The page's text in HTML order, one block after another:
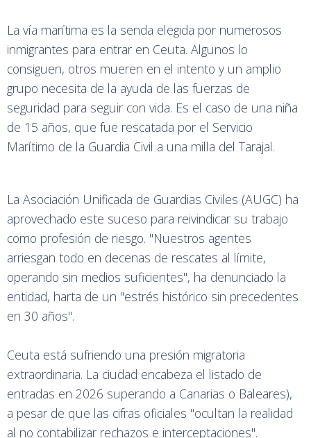
La vía marítima es la senda elegida por numerosos
inmigrantes para entrar en Ceuta. Algunos lo
consiguen, otros mueren en el intento y un amplio
grupo necesita de la ayuda de las fuerzas de
seguridad para seguir con vida. Es el caso de una niña
de 15 años, que fue rescatada por el Servicio
Marítimo de la Guardia Civil a una milla del Tarajal.
La Asociación Unificada de Guardias Civiles (AUGC) ha
aprovechado este suceso para reivindicar su trabajo
como profesión de riesgo. "Nuestros agentes
arriesgan todo en decenas de rescates al límite,
operando sin medios suficientes", ha denunciado la
entidad, harta de un "estrés histórico sin precedentes
en 30 años".
Ceuta está sufriendo una presión migratoria
extraordinaria. La ciudad encabeza el listado de
entradas en 2026 superando a Canarias o Baleares),
a pesar de que las cifras oficiales "ocultan la realidad
al no contabilizar rechazos e interceptaciones".